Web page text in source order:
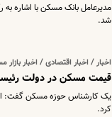
​مدیرعامل بانک مسکن با اشاره
شد.
اخبار / اخبار اقتصادی / اخبار بازار
قیمت مسکن در دولت
یک کارشناس حوزه مسکن گفت: اگر
کرد.